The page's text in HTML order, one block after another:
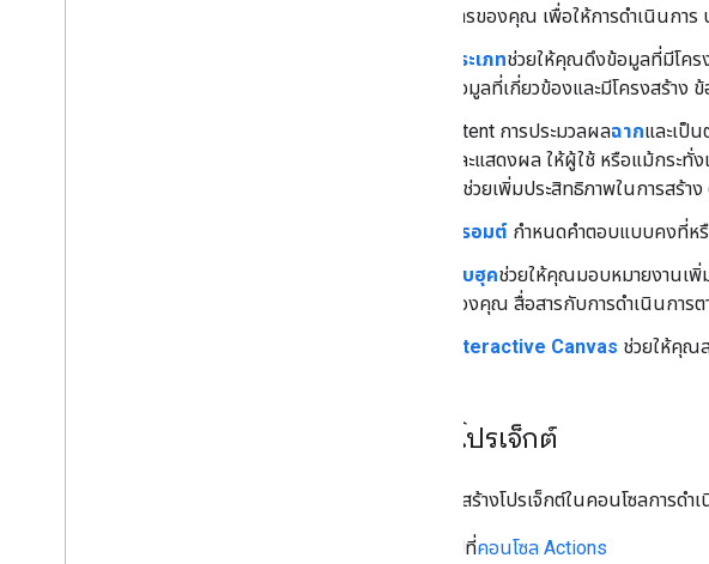
การของคุณ เพื่อให้การดำเนินกา
ประเภทช่วยให้คุณดึงข้อมูลที่มีโคร
ข้อมูลที่เกี่ยวข้องและมีโครงสร้า
Intent การประมวลผลฉากและเป็
และแสดงผล ให้ผู้ใช้ หรือแม้กระทั่
จะช่วยเพิ่มประสิทธิภาพในการสร้
พรอมต์ กำหนดคำตอบแบบคงที่ห
เว็บฮุคช่วยให้คุณมอบหมายงานเพิ่
ของคุณ สื่อสารกับการดำเนินการ
Interactive Canvas ช่วยให้คุณ
สร้างโปรเจ็กต์
คุณต้องสร้างโปรเจ็กต์ในคอนโซลการด
ไปที่คอนโซล Actions